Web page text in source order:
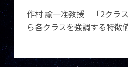
作村 諭一准教授 「2クラ
ら各クラスを強調する特徴